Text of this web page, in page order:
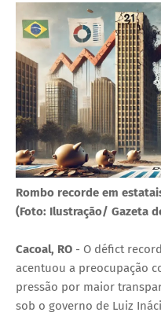
Rombo recorde em
(Foto: Ilustração/ Gazeta
Cacoal, RO - O défict
acentuou a preocupação
pressão por maior
sob o governo de Luiz